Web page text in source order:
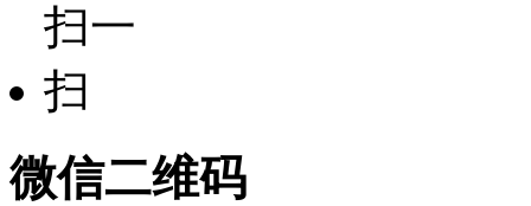
微信二维码